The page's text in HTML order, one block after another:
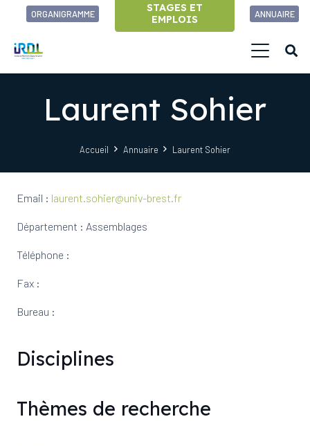
ORGANIGRAMME
STAGES ET
EMPLOIS
ANNUAIRE
Laurent Sohier
Accueil Annuaire Laurent Sohier
Email : laurent.sohier@univ-brest.fr
Département : Assemblages
Téléphone :
Fax :
Bureau :
Disciplines
Thèmes de recherche